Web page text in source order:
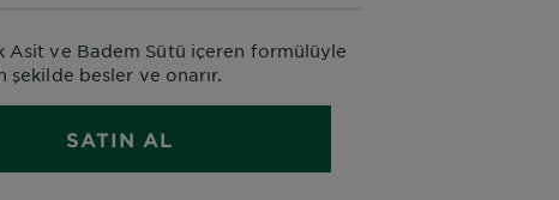
Asit ve Badem Sütü içeren formülüyle
şekilde besler ve onarır.
SATIN AL